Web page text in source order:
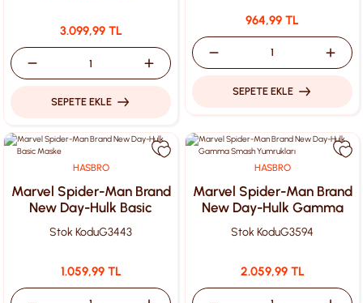
3.099,99 TL
SEPETE EKLE
964,99 TL
SEPETE EKLE
HASBRO
Marvel Spider-Man Brand
New Day-Hulk Basic
Maske
Stok KoduG3443
1.059,99 TL
HASBRO
Marvel Spider-Man Brand
New Day-Hulk Gamma
Smash Yumrukları
Stok KoduG3594
2.059,99 TL